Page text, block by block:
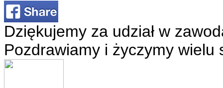
Dziękujemy za udział w
Pozdrawiamy i życzymy wielu